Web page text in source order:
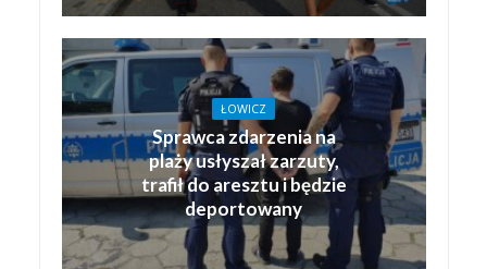
ŁOWICZ
Sprawca zdarzenia na
plaży usłyszał zarzuty,
trafił do aresztu i będzie
deportowany